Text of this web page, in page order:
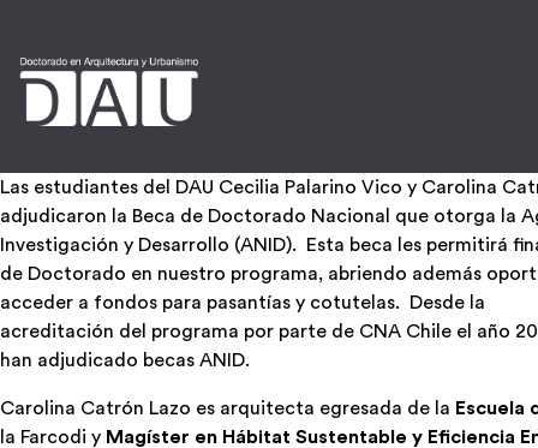
Las estudiantes del DAU Cecilia Palarino Vico y Carolina
adjudicaron la Beca de Doctorado Nacional que otorga la
Investigación y Desarrollo (ANID). Esta beca les permitirá
de Doctorado en nuestro programa, abriendo además
acceder a fondos para pasantías y cotutelas. Desde la
acreditación del programa por parte de CNA Chile el año
han adjudicado becas ANID.
Carolina Catrón Lazo es arquitecta egresada de la Escuela
la Farcodi y Magíster en Hábitat Sustentable y Eficiencia